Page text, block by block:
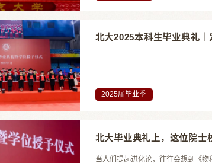
北大2025本科生毕业典礼｜
2025届毕业季
北大毕业典礼上，这位院士
当人们提起进化论，往往会想到《